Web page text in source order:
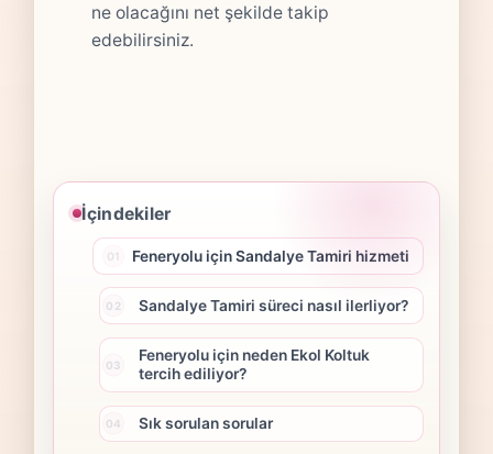
ne olacağını net şekilde takip
edebilirsiniz.
İçindekiler
Feneryolu için Sandalye Tamiri hizmeti
Sandalye Tamiri süreci nasıl ilerliyor?
Feneryolu için neden Ekol Koltuk
tercih ediliyor?
Sık sorulan sorular